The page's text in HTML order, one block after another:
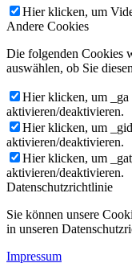
Hier klicken, um
Andere Cookies
Die folgenden Cookies
auswählen, ob Sie
Hier klicken, um
aktivieren/deaktivieren.
Hier klicken, um
aktivieren/deaktivieren.
Hier klicken, um
aktivieren/deaktivieren.
Datenschutzrichtlinie
Sie können unsere
in unseren
Impressum